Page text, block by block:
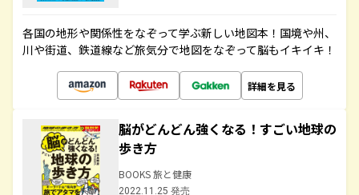
各国の地形や関係性をなぞって学ぶ新しい地図本！国境や州、
川や街道、鉄道線など旅気分で地図をなぞって脳もイキイキ！
詳細を見る
脳がどんどん強くなる！すごい地球の
歩き方
BOOKS 旅と健康
2022.11.25 発売